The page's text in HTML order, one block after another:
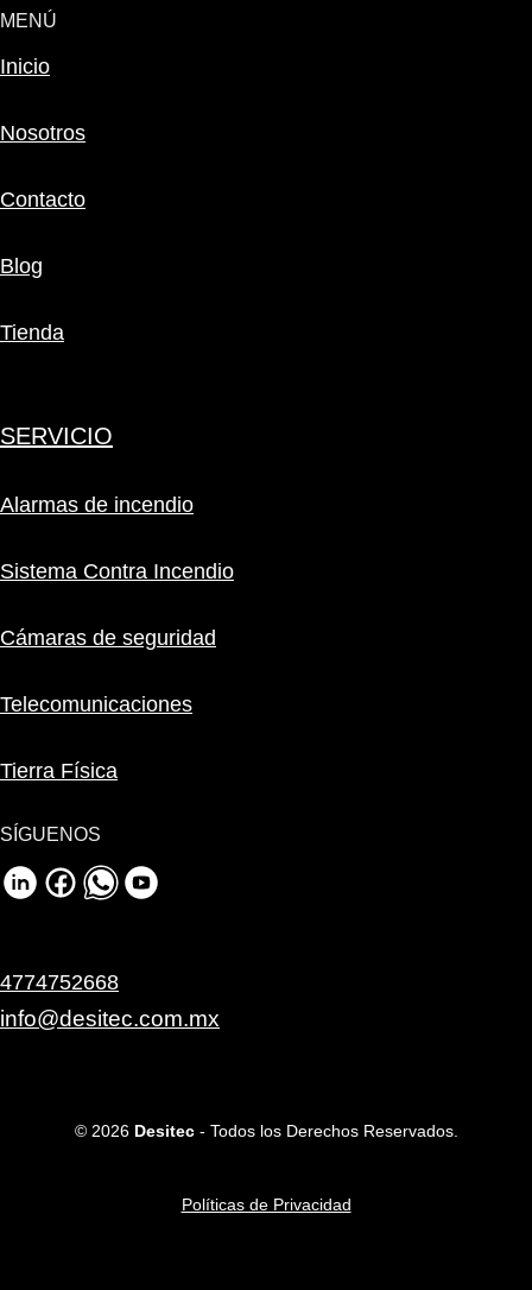
MENÚ
Inicio
Nosotros
Contacto
Blog
Tienda
SERVICIO
Alarmas de incendio
Sistema Contra Incendio
Cámaras de seguridad
Telecomunicaciones
Tierra Física
SÍGUENOS
4774752668
info@desitec.com.mx
© 2026 Desitec- Todos los Derechos Reservados.
Políticas de Privacidad